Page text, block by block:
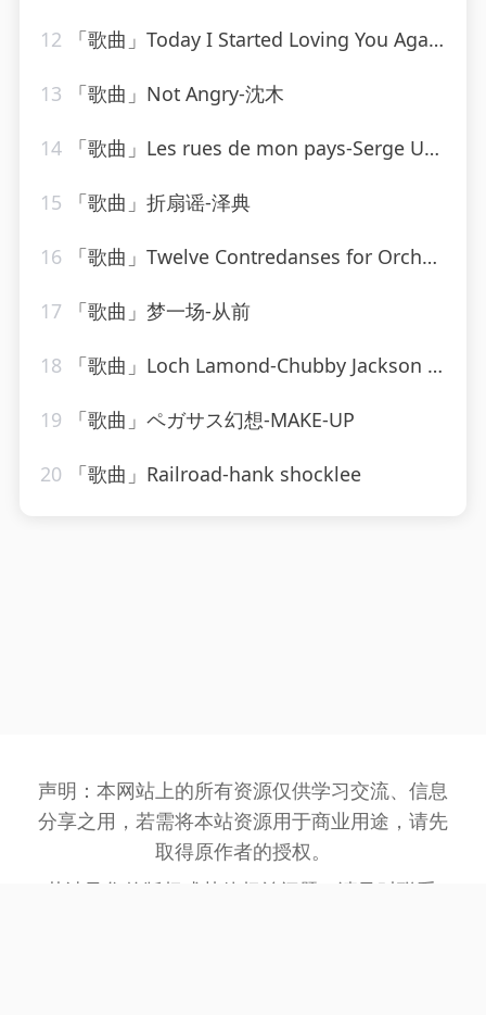
12 「歌曲」Today I Started Loving You Again-Merle Haggard、The Strangers
13 「歌曲」Not Angry-沈木
14 「歌曲」Les rues de mon pays-Serge Utgé-Royo
15 「歌曲」折扇谣-泽典
16 「歌曲」Twelve Contredanses for Orchestra, WoO 14 Contredanse No. 1 in C Major-Classical Artists
17 「歌曲」梦一场-从前
18 「歌曲」Loch Lamond-Chubby Jackson All-Stars Big Band
19 「歌曲」ペガサス幻想-MAKE-UP
20 「歌曲」Railroad-hank shocklee
声明：本网站上的所有资源仅供学习交流、信息
分享之用，若需将本站资源用于商业用途，请先
取得原作者的授权。
若涉及您的版权或其他权益问题，请及时联系: